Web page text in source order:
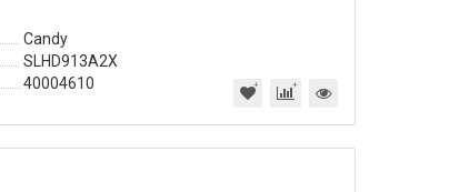
Candy
SLHD913A2X
40004610